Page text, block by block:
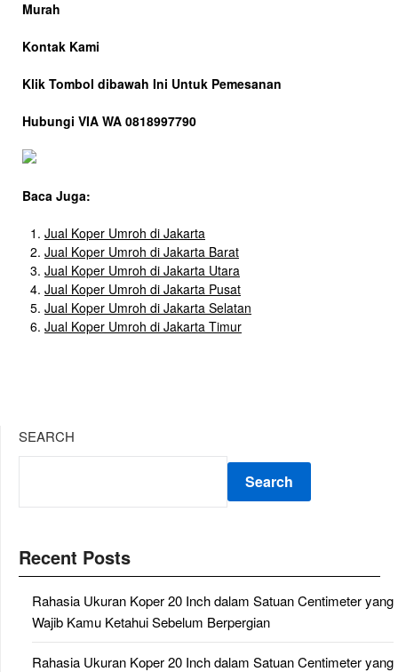
Murah
Kontak Kami
Klik Tombol dibawah Ini Untuk Pemesanan
Hubungi VIA WA 0818997790
Baca Juga:
Jual Koper Umroh di Jakarta
Jual Koper Umroh di Jakarta Barat
Jual Koper Umroh di Jakarta Utara
Jual Koper Umroh di Jakarta Pusat
Jual Koper Umroh di Jakarta Selatan
Jual Koper Umroh di Jakarta Timur
SEARCH
Search
Recent Posts
Rahasia Ukuran Koper 20 Inch dalam Satuan Centimeter yang
Wajib Kamu Ketahui Sebelum Berpergian
Rahasia Ukuran Koper 20 Inch dalam Satuan Centimeter yang